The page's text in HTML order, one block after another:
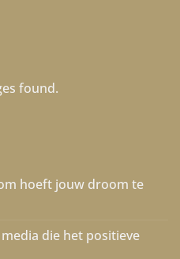
found.
hoeft jouw droom te
die het positieve